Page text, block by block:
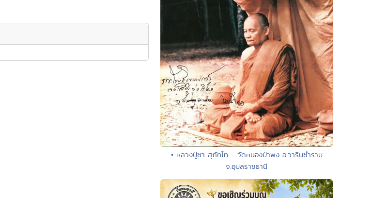
• หลวงปู่ชา สุภัทโท - วัดหนองป่าพง อ.วารินชำราบ
จ.อุบลราชธานี